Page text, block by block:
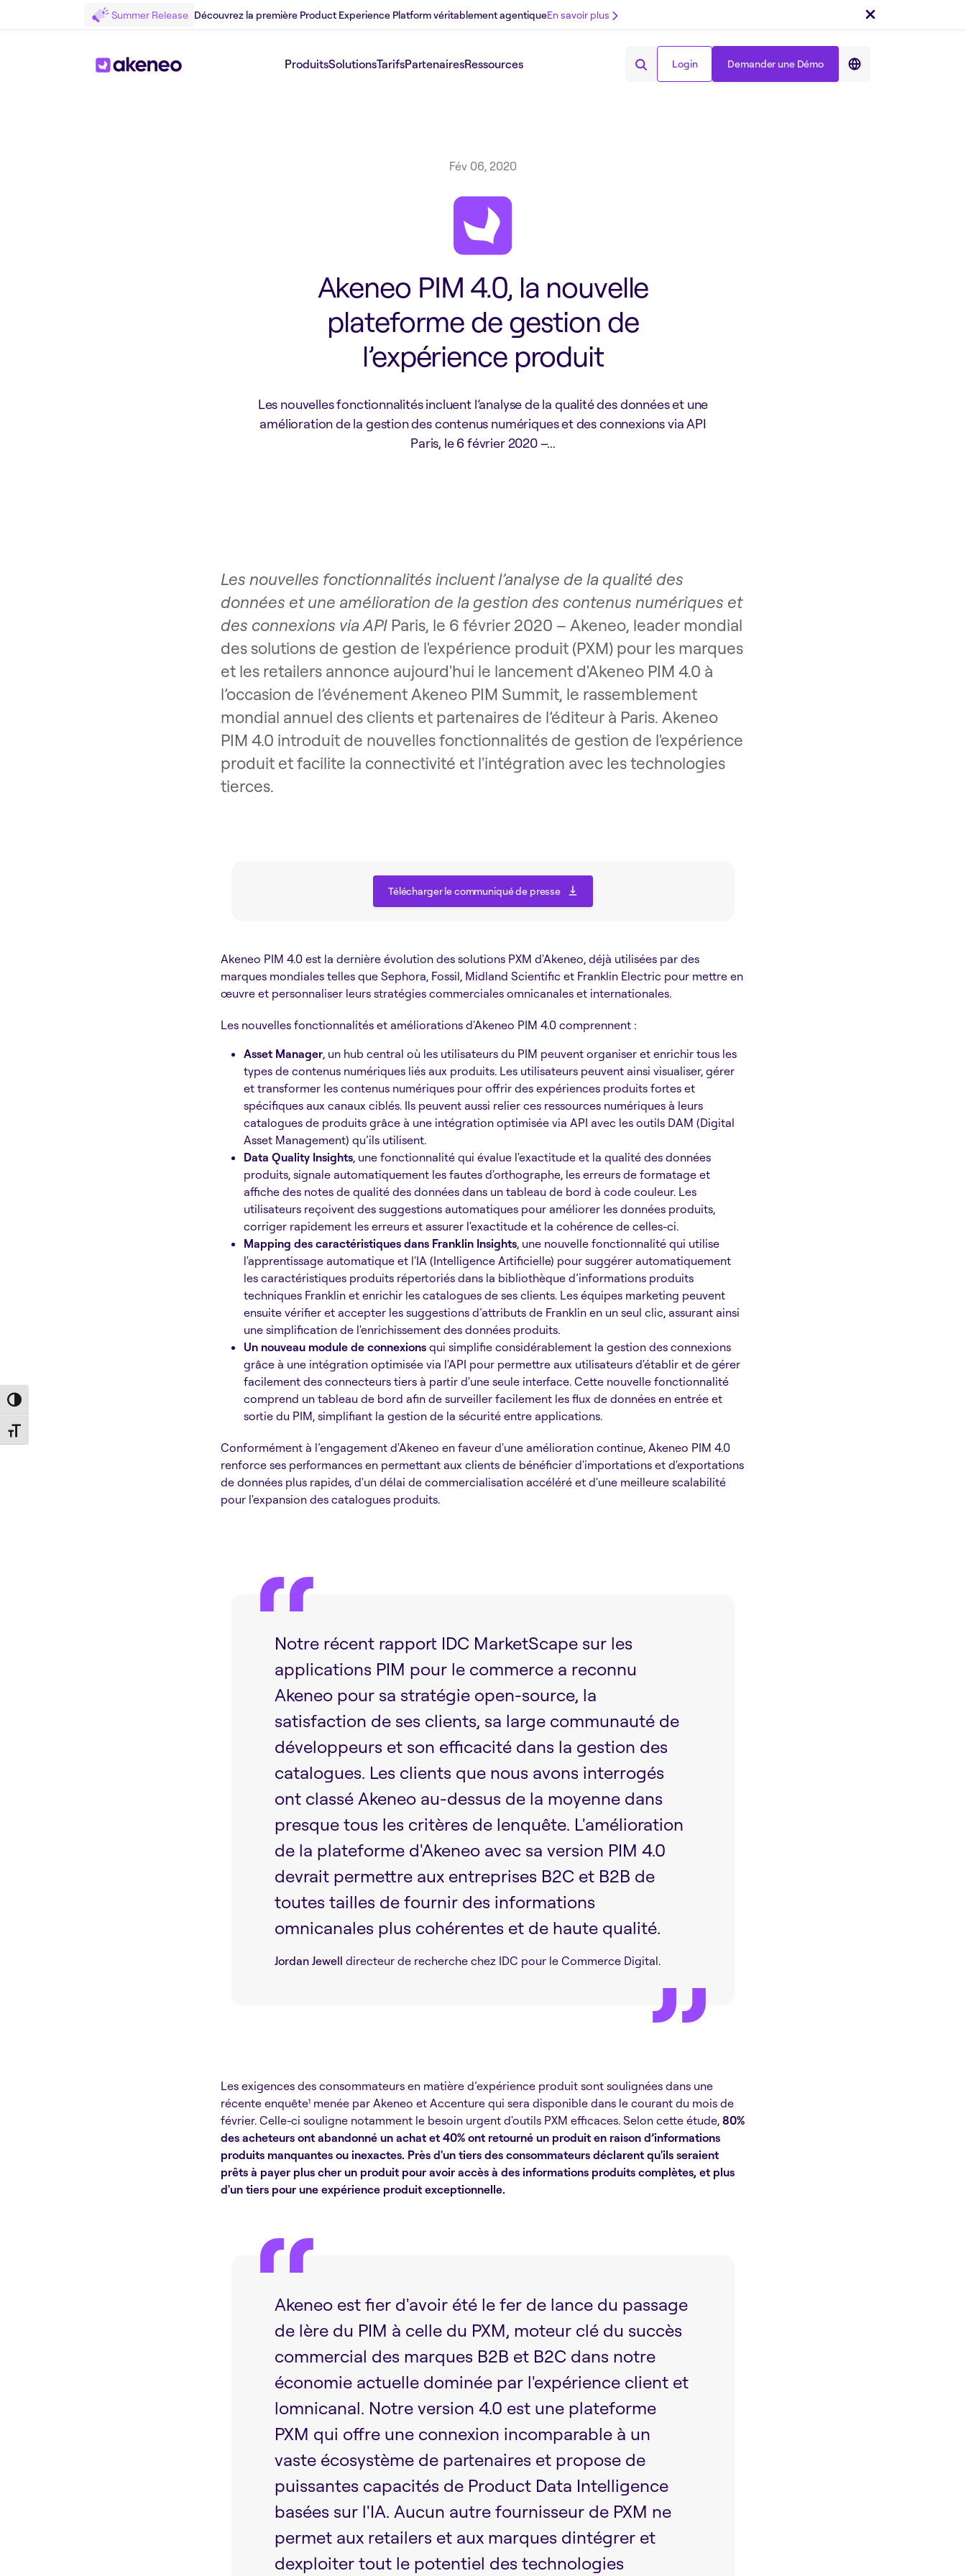
Toggle High Contrast
Toggle Font size
Summer Release Découvrez la première Product Experience Platform véritablement agentiqueEn savoir plus
ProduitsSolutionsTarifsPartenairesRessources Login Demander une Démo
Partager sur :
Fév 06, 2020
Akeneo PIM 4.0, la nouvelle
plateforme de gestion de
l’expérience produit
Les nouvelles fonctionnalités incluent l’analyse de la qualité des données et une
amélioration de la gestion des contenus numériques et des connexions via API
Paris, le 6 février 2020 –...
Les nouvelles fonctionnalités incluent l’analyse de la qualité des
données et une amélioration de la gestion des contenus numériques et
des connexions via API Paris, le 6 février 2020 – Akeneo, leader mondial
des solutions de gestion de l'expérience produit (PXM) pour les marques
et les retailers annonce aujourd'hui le lancement d'Akeneo PIM 4.0 à
l’occasion de l’événement Akeneo PIM Summit, le rassemblement
mondial annuel des clients et partenaires de l’éditeur à Paris. Akeneo
PIM 4.0 introduit de nouvelles fonctionnalités de gestion de l'expérience
produit et facilite la connectivité et l'intégration avec les technologies
tierces.
Télécharger le communiqué de presse
Akeneo PIM 4.0 est la dernière évolution des solutions PXM d'Akeneo, déjà utilisées par des
marques mondiales telles que Sephora, Fossil, Midland Scientific et Franklin Electric pour mettre en
œuvre et personnaliser leurs stratégies commerciales omnicanales et internationales.
Les nouvelles fonctionnalités et améliorations d'Akeneo PIM 4.0 comprennent :
Asset Manager, un hub central où les utilisateurs du PIM peuvent organiser et enrichir tous les
types de contenus numériques liés aux produits. Les utilisateurs peuvent ainsi visualiser, gérer
et transformer les contenus numériques pour offrir des expériences produits fortes et
spécifiques aux canaux ciblés. Ils peuvent aussi relier ces ressources numériques à leurs
catalogues de produits grâce à une intégration optimisée via API avec les outils DAM (Digital
Asset Management) qu’ils utilisent.
Data Quality Insights, une fonctionnalité qui évalue l'exactitude et la qualité des données
produits, signale automatiquement les fautes d'orthographe, les erreurs de formatage et
affiche des notes de qualité des données dans un tableau de bord à code couleur. Les
utilisateurs reçoivent des suggestions automatiques pour améliorer les données produits,
corriger rapidement les erreurs et assurer l'exactitude et la cohérence de celles-ci.
Mapping des caractéristiques dans Franklin Insights, une nouvelle fonctionnalité qui utilise
l'apprentissage automatique et l'IA (Intelligence Artificielle) pour suggérer automatiquement
les caractéristiques produits répertoriés dans la bibliothèque d’informations produits
techniques Franklin et enrichir les catalogues de ses clients. Les équipes marketing peuvent
ensuite vérifier et accepter les suggestions d’attributs de Franklin en un seul clic, assurant ainsi
une simplification de l'enrichissement des données produits.
Un nouveau module de connexions qui simplifie considérablement la gestion des connexions
grâce à une intégration optimisée via l'API pour permettre aux utilisateurs d'établir et de gérer
facilement des connecteurs tiers à partir d'une seule interface. Cette nouvelle fonctionnalité
comprend un tableau de bord afin de surveiller facilement les flux de données en entrée et
sortie du PIM, simplifiant la gestion de la sécurité entre applications.
Conformément à l’engagement d'Akeneo en faveur d'une amélioration continue, Akeneo PIM 4.0
renforce ses performances en permettant aux clients de bénéficier d'importations et d'exportations
de données plus rapides, d'un délai de commercialisation accéléré et d'une meilleure scalabilité
pour l'expansion des catalogues produits.
Notre récent rapport IDC MarketScape sur les
applications PIM pour le commerce a reconnu
Akeneo pour sa stratégie open-source, la
satisfaction de ses clients, sa large communauté de
développeurs et son efficacité dans la gestion des
catalogues. Les clients que nous avons interrogés
ont classé Akeneo au-dessus de la moyenne dans
presque tous les critères de lenquête. L'amélioration
de la plateforme d'Akeneo avec sa version PIM 4.0
devrait permettre aux entreprises B2C et B2B de
toutes tailles de fournir des informations
omnicanales plus cohérentes et de haute qualité.
Jordan Jewell directeur de recherche chez IDC pour le Commerce Digital.
Les exigences des consommateurs en matière d’expérience produit sont soulignées dans une
récente enquête1 menée par Akeneo et Accenture qui sera disponible dans le courant du mois de
février. Celle-ci souligne notamment le besoin urgent d'outils PXM efficaces. Selon cette étude, 80%
des acheteurs ont abandonné un achat et 40% ont retourné un produit en raison d’informations
produits manquantes ou inexactes. Près d'un tiers des consommateurs déclarent qu'ils seraient
prêts à payer plus cher un produit pour avoir accès à des informations produits complètes, et plus
d'un tiers pour une expérience produit exceptionnelle.
Akeneo est fier d'avoir été le fer de lance du passage
de lère du PIM à celle du PXM, moteur clé du succès
commercial des marques B2B et B2C dans notre
économie actuelle dominée par l'expérience client et
lomnicanal. Notre version 4.0 est une plateforme
PXM qui offre une connexion incomparable à un
vaste écosystème de partenaires et propose de
puissantes capacités de Product Data Intelligence
basées sur l'IA. Aucun autre fournisseur de PXM ne
permet aux retailers et aux marques dintégrer et
dexploiter tout le potentiel des technologies